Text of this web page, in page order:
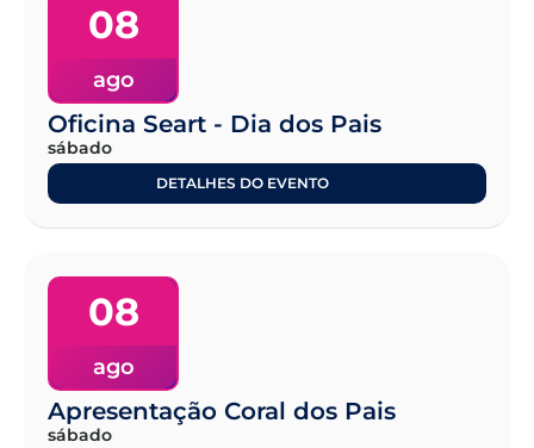
08
ago
Oficina Seart - Dia dos Pais
sábado
DETALHES DO EVENTO
08
ago
Apresentação Coral dos Pais
sábado